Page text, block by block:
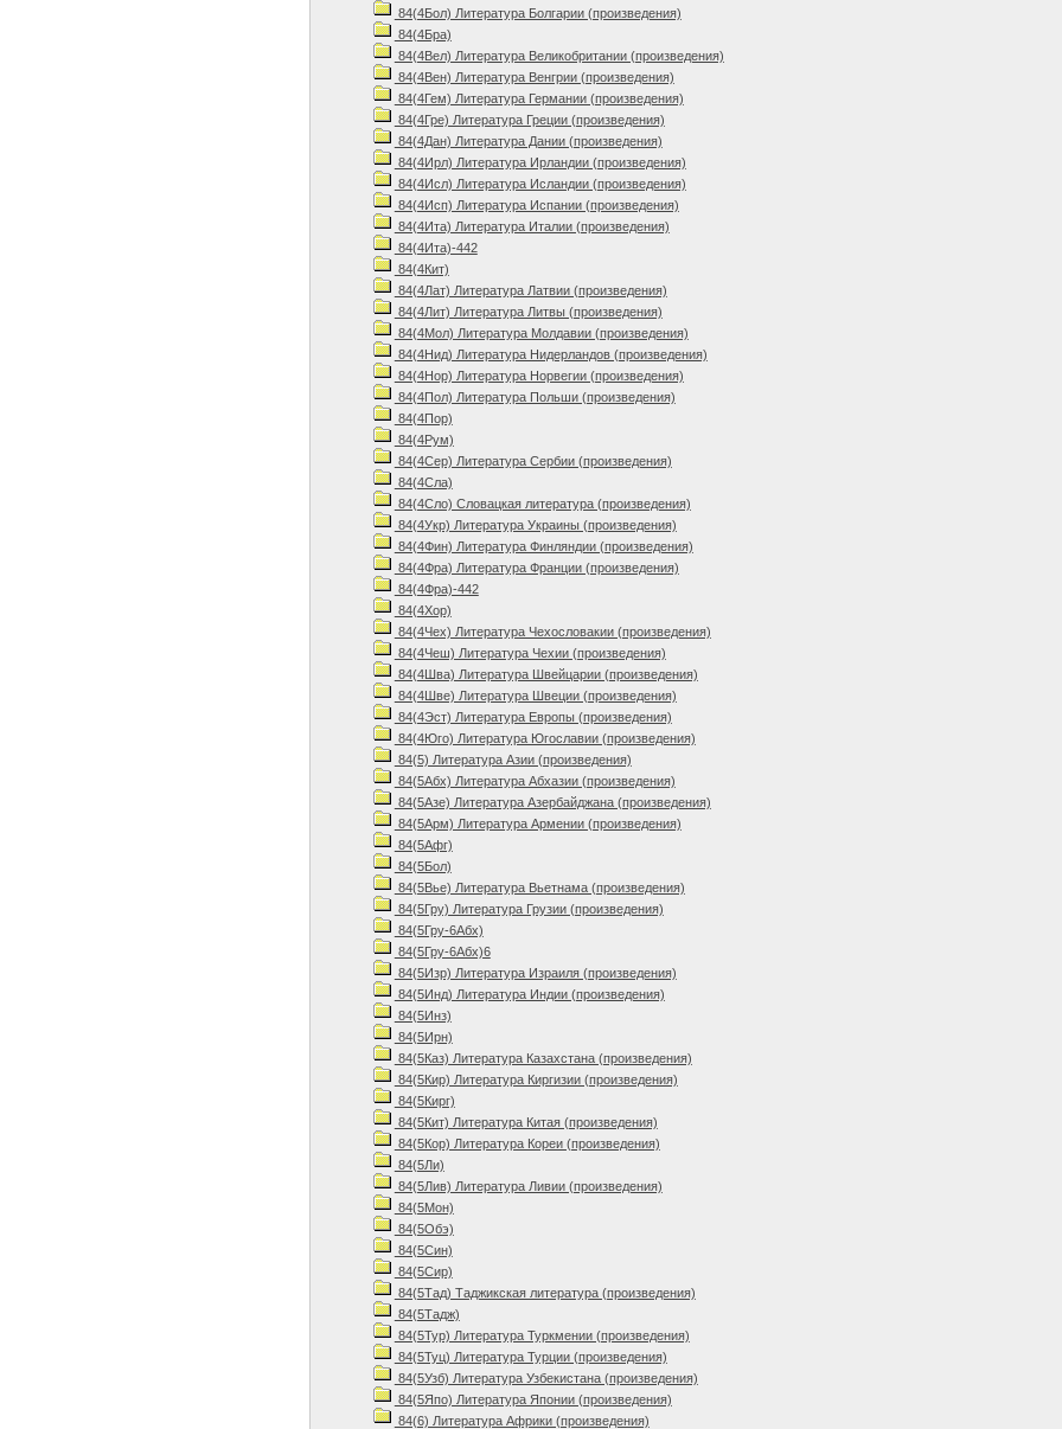
84(4Бол) Литература Болгарии (произведения)
84(4Бра)
84(4Вел) Литература Великобритании (произведения)
84(4Вен) Литература Венгрии (произведения)
84(4Гем) Литература Германии (произведения)
84(4Гре) Литература Греции (произведения)
84(4Дан) Литература Дании (произведения)
84(4Ирл) Литература Ирландии (произведения)
84(4Исл) Литература Исландии (произведения)
84(4Исп) Литература Испании (произведения)
84(4Ита) Литература Италии (произведения)
84(4Ита)-442
84(4Кит)
84(4Лат) Литература Латвии (произведения)
84(4Лит) Литература Литвы (произведения)
84(4Мол) Литература Молдавии (произведения)
84(4Нид) Литература Нидерландов (произведения)
84(4Нор) Литература Норвегии (произведения)
84(4Пол) Литература Польши (произведения)
84(4Пор)
84(4Рум)
84(4Сер) Литература Сербии (произведения)
84(4Сла)
84(4Сло) Словацкая литература (произведения)
84(4Укр) Литература Украины (произведения)
84(4Фин) Литература Финляндии (произведения)
84(4Фра) Литература Франции (произведения)
84(4Фра)-442
84(4Хор)
84(4Чех) Литература Чехословакии (произведения)
84(4Чеш) Литература Чехии (произведения)
84(4Шва) Литература Швейцарии (произведения)
84(4Шве) Литература Швеции (произведения)
84(4Эст) Литература Европы (произведения)
84(4Юго) Литература Югославии (произведения)
84(5) Литература Азии (произведения)
84(5Абх) Литература Абхазии (произведения)
84(5Азе) Литература Азербайджана (произведения)
84(5Арм) Литература Армении (произведения)
84(5Афг)
84(5Бол)
84(5Вье) Литература Вьетнама (произведения)
84(5Гру) Литература Грузии (произведения)
84(5Гру-6Абх)
84(5Гру-6Абх)6
84(5Изр) Литература Израиля (произведения)
84(5Инд) Литература Индии (произведения)
84(5Инз)
84(5Ирн)
84(5Каз) Литература Казахстана (произведения)
84(5Кир) Литература Киргизии (произведения)
84(5Кирг)
84(5Кит) Литература Китая (произведения)
84(5Кор) Литература Кореи (произведения)
84(5Ли)
84(5Лив) Литература Ливии (произведения)
84(5Мон)
84(5Обэ)
84(5Син)
84(5Сир)
84(5Тад) Таджикская литература (произведения)
84(5Тадж)
84(5Тур) Литература Туркмении (произведения)
84(5Туц) Литература Турции (произведения)
84(5Узб) Литература Узбекистана (произведения)
84(5Япо) Литература Японии (произведения)
84(6) Литература Африки (произведения)